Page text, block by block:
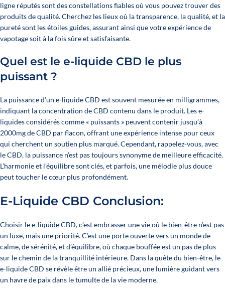
ligne réputés sont des constellations fiables où vous pouvez trouver des
produits de qualité. Cherchez les lieux où la transparence, la qualité, et la
pureté sont les étoiles guides, assurant ainsi que votre expérience de
vapotage soit à la fois sûre et satisfaisante.
Quel est le e-liquide CBD le plus
puissant ?
La puissance d’un e-liquide CBD est souvent mesurée en milligrammes,
indiquant la concentration de CBD contenu dans le produit. Les e-
liquides considérés comme « puissants » peuvent contenir jusqu’à
2000mg de CBD par flacon, offrant une expérience intense pour ceux
qui cherchent un soutien plus marqué. Cependant, rappelez-vous, avec
le CBD, la puissance n’est pas toujours synonyme de meilleure efficacité.
L’harmonie et l’équilibre sont clés, et parfois, une mélodie plus douce
peut toucher le cœur plus profondément.
E-Liquide CBD Conclusion:
Choisir le e-liquide CBD, c’est embrasser une vie où le bien-être n’est pas
un luxe, mais une priorité. C’est une porte ouverte vers un monde de
calme, de sérénité, et d’équilibre, où chaque bouffée est un pas de plus
sur le chemin de la tranquillité intérieure. Dans la quête du bien-être, le
e-liquide CBD se révèle être un allié précieux, une lumière guidant vers
un havre de paix dans le tumulte de la vie moderne.